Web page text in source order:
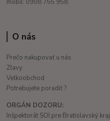
mobil: 0908 755 958
O nás
Prečo nakupovať u nás
Zľavy
Veľkoobchod
Potrebujete poradiť ?
ORGÁN DOZORU:
Inšpektorát SOI pre Bratislavský kraj